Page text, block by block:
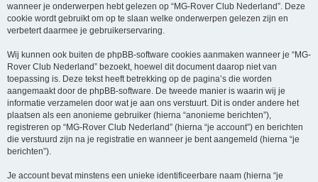
wanneer je onderwerpen hebt gelezen op “MG-Rover Club Nederland”. Deze
cookie wordt gebruikt om op te slaan welke onderwerpen gelezen zijn en
verbetert daarmee je gebruikerservaring.
Wij kunnen ook buiten de phpBB-software cookies aanmaken wanneer je “MG-
Rover Club Nederland” bezoekt, hoewel dit document daarop niet van
toepassing is. Deze tekst heeft betrekking op de pagina’s die worden
aangemaakt door de phpBB-software. De tweede manier is waarin wij je
informatie verzamelen door wat je aan ons verstuurt. Dit is onder andere het
plaatsen als een anonieme gebruiker (hierna “anonieme berichten”),
registreren op “MG-Rover Club Nederland” (hierna “je account”) en berichten
die verstuurd zijn na je registratie en wanneer je bent aangemeld (hierna “je
berichten”).
Je account bevat minstens een unieke identificeerbare naam (hierna “je